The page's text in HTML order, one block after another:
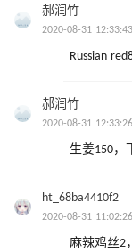
郝润竹
2020-08-31 12:33:43
Russian
郝润竹
2020-08-31 12:33:26
生姜150，
ht_68ba4410f2
2020-08-31 11:02:26
麻辣鸡丝2